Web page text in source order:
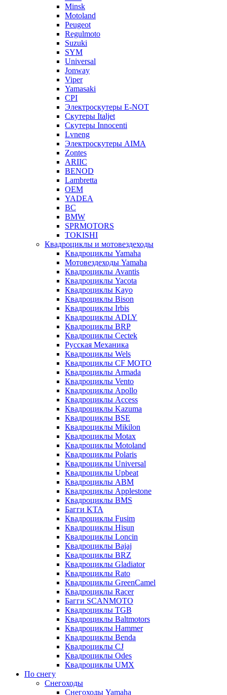
Minsk
Motoland
Peugeot
Regulmoto
Suzuki
SYM
Universal
Jonway
Viper
Yamasaki
CPI
Электроскутеры E-NOT
Скутеры Italjet
Скутеры Innocenti
Lvneng
Электроскутеры AIMA
Zontes
ARIIC
BENOD
Lambretta
OEM
YADEA
BC
BMW
SPRMOTORS
TOKISHI
Квадроциклы и мотовездеходы
Квадроциклы Yamaha
Мотовездеходы Yamaha
Квадроциклы Avantis
Квадроциклы Yacota
Квадроциклы Kayo
Квадроциклы Bison
Квадроциклы Irbis
Квадроциклы ADLY
Квадроциклы BRP
Квадроциклы Cectek
Русская Механика
Квадроциклы Wels
Квадроциклы CF MOTO
Квадроциклы Armada
Квадроциклы Vento
Квадроциклы Apollo
Квадроциклы Access
Квадроциклы Kazuma
Квадроциклы BSE
Квадроциклы Mikilon
Квадроциклы Motax
Квадроциклы Motoland
Квадроциклы Polaris
Квадроциклы Universal
Квадроциклы Upbeat
Квадроциклы ABM
Квадроциклы Applestone
Квадроциклы BMS
Багги KTA
Квадроциклы Fusim
Квадроциклы Hisun
Квадроциклы Loncin
Квадроциклы Bajaj
Квадроциклы BRZ
Квадроциклы Gladiator
Квадроциклы Rato
Квадроциклы GreenCamel
Квадроциклы Racer
Багги SCANMOTO
Квадроциклы TGB
Квадроциклы Baltmotors
Квадроциклы Hammer
Квадроциклы Benda
Квадроциклы CJ
Квадроциклы Odes
Квадроциклы UMX
По снегу
Снегоходы
Снегоходы Yamaha